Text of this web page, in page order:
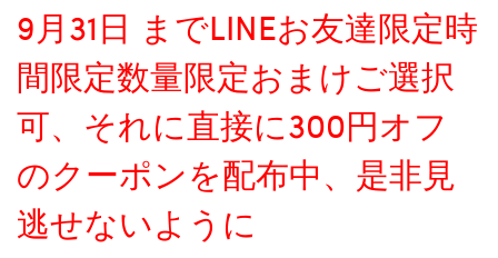
9月31日 までLINEお友達限定時
間限定数量限定おまけご選択
可、それに直接に300円オフ
のクーポンを配布中、是非見
逃せないように